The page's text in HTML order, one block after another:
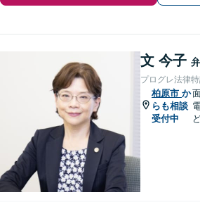
文 今子
プログレ法律
柏原市 か
らも相談
受付中